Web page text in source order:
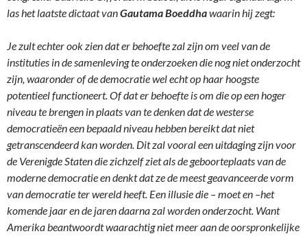
las het laatste dictaat vanGautama Boeddhawaarin hij zegt:
Je zult echter ook zien dat er behoefte zal zijn om veel van de
instituties in de samenleving te onderzoeken die nog niet onderzocht
zijn, waaronder of de democratie wel echt op haar hoogste
potentieel functioneert. Of dat er behoefte is om die op een hoger
niveau te brengen in plaats van te denken dat de westerse
democratieën een bepaald niveau hebben bereikt dat niet
getranscendeerd kan worden. Dit zal vooral een uitdaging zijn voor
de Verenigde Staten die zichzelf ziet als de geboorteplaats van de
moderne democratie en denkt dat ze de meest geavanceerde vorm
van democratie ter wereld heeft. Een illusie die – moet en –het
komende jaar en de jaren daarna zal worden onderzocht. Want
Amerika beantwoordt waarachtig niet meer aan de oorspronkelijke